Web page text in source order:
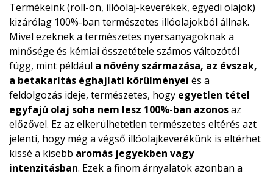
Termékeink (roll-on, illóolaj-keverékek, egyedi olajok)
kizárólag 100%-ban természetes illóolajokból állnak.
Mivel ezeknek a természetes nyersanyagoknak a
minősége és kémiai összetétele számos változótól
függ, mint például a növény származása, az évszak,
a betakarítás éghajlati körülményei és a
feldolgozás ideje, természetes, hogy egyetlen tétel
egyfajú olaj soha nem lesz 100%-ban azonosaz
előzővel. Ez az elkerülhetetlen természetes eltérés azt
jelenti, hogy még a végső illóolajkeverékünk is eltérhet
kissé a kisebb aromás jegyekben vagy
intenzitásban. Ezek a finom árnyalatok azonban a